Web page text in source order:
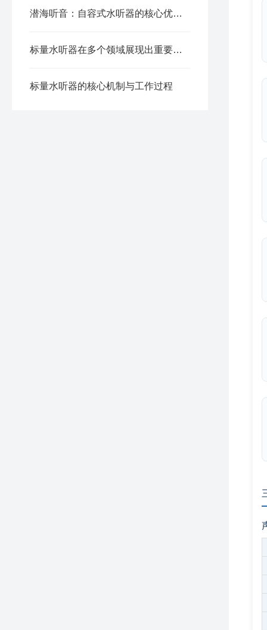
潜海听音：自容式水听器的核心优势与应用价值
标量水听器在多个领域展现出重要应用价值
标量水听器的核心机制与工作过程